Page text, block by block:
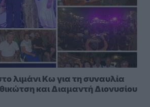
λιμάνι Κω για τη συναυλία
και Διαμαντή Διονυσίου